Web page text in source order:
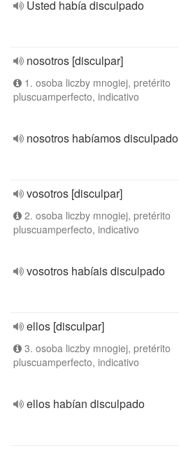
Usted había disculpado
nosotros [disculpar]
1. osoba liczby mnogiej, pretérito
pluscuamperfecto, indicativo
nosotros habíamos disculpado
vosotros [disculpar]
2. osoba liczby mnogiej, pretérito
pluscuamperfecto, indicativo
vosotros habíais disculpado
ellos [disculpar]
3. osoba liczby mnogiej, pretérito
pluscuamperfecto, indicativo
ellos habían disculpado